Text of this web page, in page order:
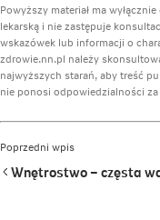
Powyższy materiał ma
lekarską i nie zastępuje
wskazówek lub informacji o
zdrowie.nn.pl należy
najwyższych starań, aby treść
nie ponosi odpowiedzialności
Poprzedni wpis